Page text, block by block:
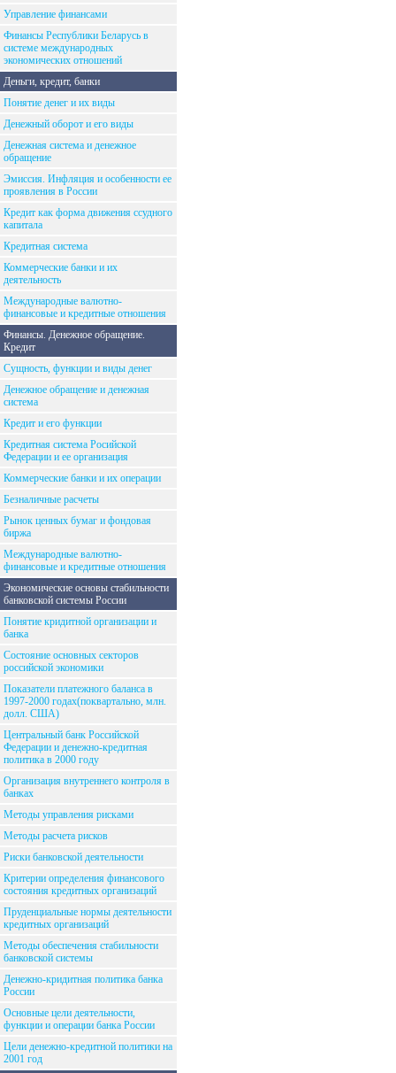
Управление финансами
Финансы Республики Беларусь в
системе международных
экономических отношений
Деньги, кредит, банки
Понятие денег и их виды
Денежный оборот и его виды
Денежная система и денежное
обращение
Эмиссия. Инфляция и особенности ее
проявления в России
Кредит как форма движения ссудного
капитала
Кредитная система
Коммерческие банки и их
деятельность
Международные валютно-
финансовые и кредитные отношения
Финансы. Денежное обращение.
Кредит
Сущность, функции и виды денег
Денежное обращение и денежная
система
Кредит и его функции
Кредитная система Росийской
Федерации и ее организация
Коммерческие банки и их операции
Безналичные расчеты
Рынок ценных бумаг и фондовая
биржа
Международные валютно-
финансовые и кредитные отношения
Экономические основы стабильности
банковской системы России
Понятие кридитной организации и
банка
Состояние основных секторов
российской экономики
Показатели платежного баланса в
1997-2000 годах(поквартально, млн.
долл. США)
Центральный банк Российской
Федерации и денежно-кредитная
политика в 2000 году
Организация внутреннего контроля в
банках
Методы управления рисками
Методы расчета рисков
Риски банковской деятельности
Критерии определения финансового
состояния кредитных организаций
Пруденциальные нормы деятельности
кредитных организаций
Методы обеспечения стабильности
банковской системы
Денежно-кридитная политика банка
России
Основные цели деятельности,
функции и операции банка России
Цели денежно-кредитной политики на
2001 год